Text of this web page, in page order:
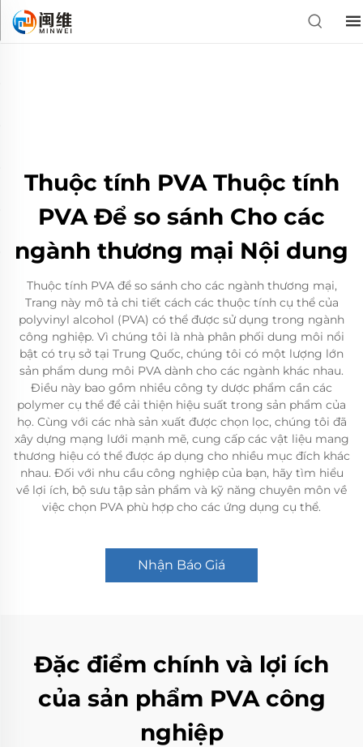
Thuộc tính PVA Thuộc tính
PVA Để so sánh Cho các
ngành thương mại Nội dung
Thuộc tính PVA để so sánh cho các ngành thương mại,
Trang này mô tả chi tiết cách các thuộc tính cụ thể của
polyvinyl alcohol (PVA) có thể được sử dụng trong ngành
công nghiệp. Vì chúng tôi là nhà phân phối dung môi nổi
bật có trụ sở tại Trung Quốc, chúng tôi có một lượng lớn
sản phẩm dung môi PVA dành cho các ngành khác nhau.
Điều này bao gồm nhiều công ty dược phẩm cần các
polymer cụ thể để cải thiện hiệu suất trong sản phẩm của
họ. Cùng với các nhà sản xuất được chọn lọc, chúng tôi đã
xây dựng mạng lưới mạnh mẽ, cung cấp các vật liệu mang
thương hiệu có thể được áp dụng cho nhiều mục đích khác
nhau. Đối với nhu cầu công nghiệp của bạn, hãy tìm hiểu
về lợi ích, bộ sưu tập sản phẩm và kỹ năng chuyên môn về
việc chọn PVA phù hợp cho các ứng dụng cụ thể.
Nhận Báo Giá
Đặc điểm chính và lợi ích
của sản phẩm PVA công
nghiệp